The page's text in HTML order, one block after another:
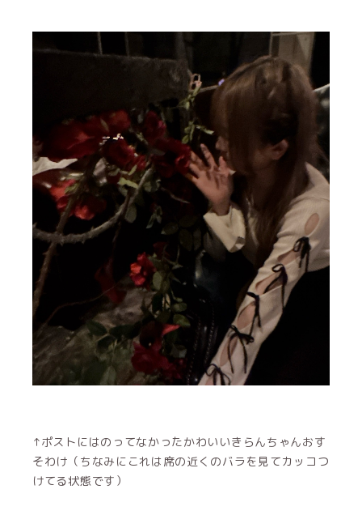
↑ポストにはのってなかったかわいいきらんちゃんおす
そわけ（ちなみにこれは席の近くのバラを見てカッコつ
けてる状態です）